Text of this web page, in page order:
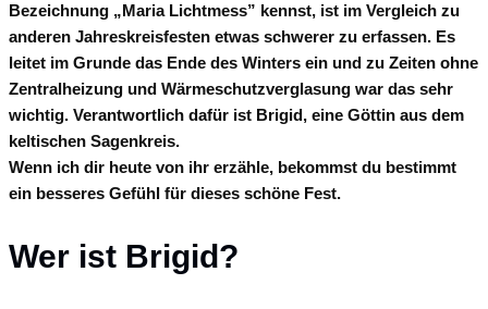
Bezeichnung „Maria Lichtmess” kennst, ist im Vergleich zu
anderen Jahreskreisfesten etwas schwerer zu erfassen. Es
leitet im Grunde das Ende des Winters ein und zu Zeiten ohne
Zentralheizung und Wärmeschutzverglasung war das sehr
wichtig. Verantwortlich dafür ist Brigid, eine Göttin aus dem
keltischen Sagenkreis.
Wenn ich dir heute von ihr erzähle, bekommst du bestimmt
ein besseres Gefühl für dieses schöne Fest.
Wer ist Brigid?